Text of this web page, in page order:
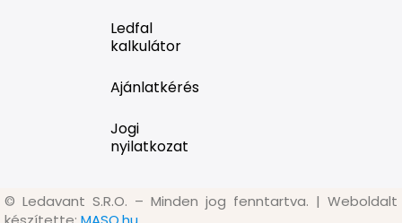
Ledfal
kalkulátor
Ajánlatkérés
Jogi
nyilatkozat
© Ledavant S.R.O. – Minden jog fenntartva. | Weboldalt